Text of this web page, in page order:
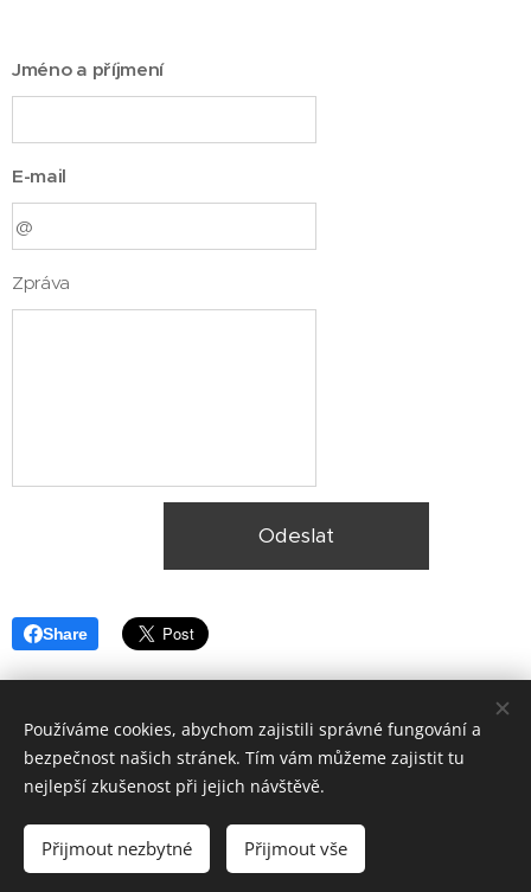
Jméno a příjmení
E-mail
Zpráva
Odeslat
Share
© 2025, Ekologická likvidace vozidel Plzeň,
Vytvořeno službou Webnode
Používáme cookies, abychom zajistili správné fungování a
bezpečnost našich stránek. Tím vám můžeme zajistit tu
nejlepší zkušenost při jejich návštěvě.
Přijmout nezbytné Přijmout vše